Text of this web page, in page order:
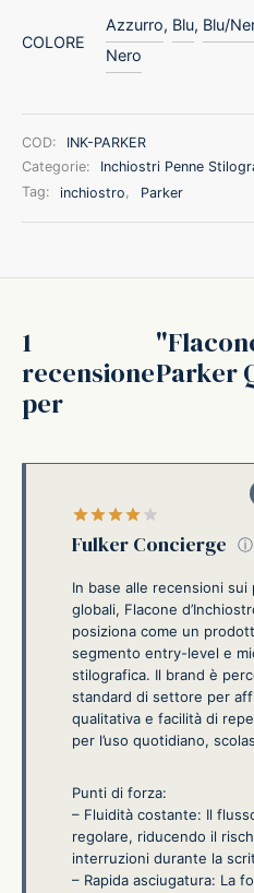
COLORE
Azzurro, Blu, Blu/
Nero
COD:
INK-PARKER
Categorie:
Inchiostri Penne
Tag:
inchiostro, Parker
1
recensione
per
Parker
Fulker Concierge ⓘ
In base alle recensioni
globali, Flacone
posiziona come un
segmento entry-level e
stilografica. Il brand è
standard di settore per
qualitativa e facilità di
per l’uso quotidiano,
Punti di forza:
– Fluidità costante: Il
regolare, riducendo il
interruzioni durante la
– Rapida asciugatura: La